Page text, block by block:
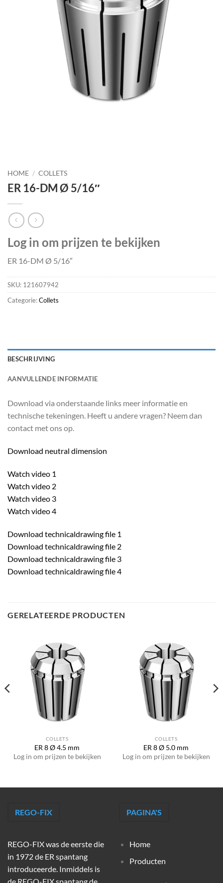
HOME / COLLETS
ER 16-DM Ø 5/16″
Log in om prijzen te bekijken
ER 16-DM Ø 5/16″
SKU: 121607942
Categorie:Collets
BESCHRIJVING
AANVULLENDE INFORMATIE
Download via onderstaande links meer informatie en
technische tekeningen. Heeft u andere vragen? Neem dan
contact met ons op.
Download neutral dimension
Watch video 1
Watch video 2
Watch video 3
Watch video 4
Download technicaldrawing file 1
Download technicaldrawing file 2
Download technicaldrawing file 3
Download technicaldrawing file 4
GERELATEERDE PRODUCTEN
COLLETS
ER 8 Ø 4.5 mm
Log in om prijzen te bekijken
COLLETS
ER 8 Ø 5.0 mm
Log in om prijzen te bekijken
REGO-FIX
REGO-FIX was de eerste die
in 1972 de ER spantang
introduceerde. Inmiddels is
de REGO-FIX spantang de
PAGINA'S
Home
Producten